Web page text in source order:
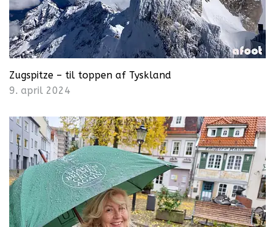
Zugspitze – til toppen af Tyskland
9. april 2024